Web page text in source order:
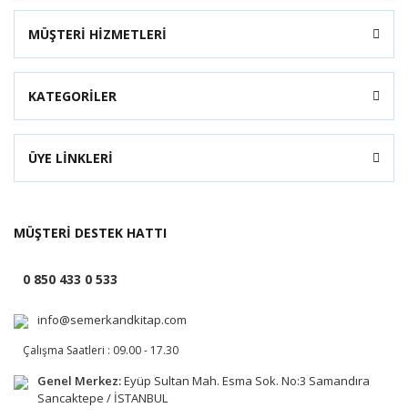
MÜŞTERİ HİZMETLERİ
KATEGORİLER
ÜYE LİNKLERİ
MÜŞTERİ DESTEK HATTI
0 850 433 0 533
info@semerkandkitap.com
Çalışma Saatleri : 09.00 - 17.30
Genel Merkez:Eyüp Sultan Mah. Esma Sok. No:3 Samandıra
Sancaktepe / İSTANBUL